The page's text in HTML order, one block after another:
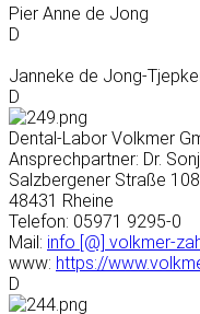
Pier Anne de Jong
D
Janneke de Jong-
D
Dental-Labor Volkmer
Ansprechpartner: Dr.
Salzbergener Straße 108
48431 Rheine
Telefon: 05971 9295-0
Mail: info [@] volkmer-
www: https://
D